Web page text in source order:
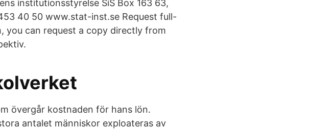
institutionsstyrelse SiS Box 163 63,
40 50 www.stat-inst.se Request full-
you can request a copy directly from
övergår kostnaden för hans lön.
antalet människor exploateras av